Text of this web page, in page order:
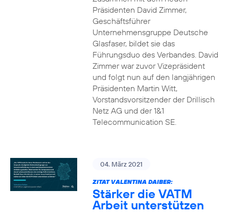
Präsidenten David Zimmer,
Geschäftsführer
Unternehmensgruppe Deutsche
Glasfaser, bildet sie das
Führungsduo des Verbandes. David
Zimmer war zuvor Vizepräsident
und folgt nun auf den langjährigen
Präsidenten Martin Witt,
Vorstandsvorsitzender der Drillisch
Netz AG und der 1&1
Telecommunication SE.
04. März 2021
ZITAT VALENTINA DAIBER:
Stärker die VATM
Arbeit unterstützen